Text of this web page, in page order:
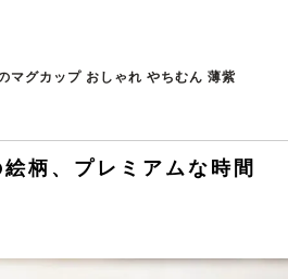
マグカップ おしゃれ やちむん 薄紫
柄、プレミアムな時間